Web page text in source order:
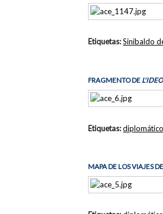
Etiquetas:Sinibaldo
FRAGMENTO DE
Etiquetas:
MAPA DE LOS VIAJES